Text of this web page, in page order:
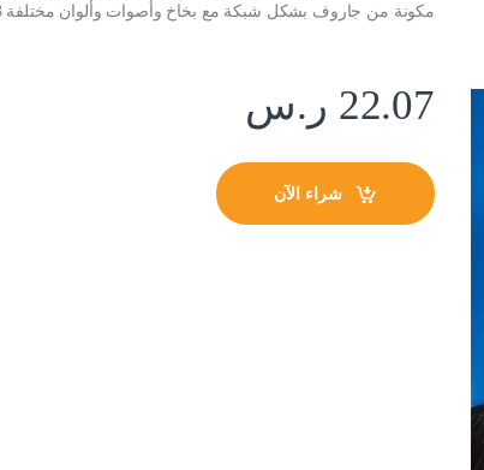
مكونة من جاروف بشكل شبكة مع بخاخ وأصوات وألوان مختلفة 5060855835023 من مومو بير
22.07 ر.س
شراء الآن